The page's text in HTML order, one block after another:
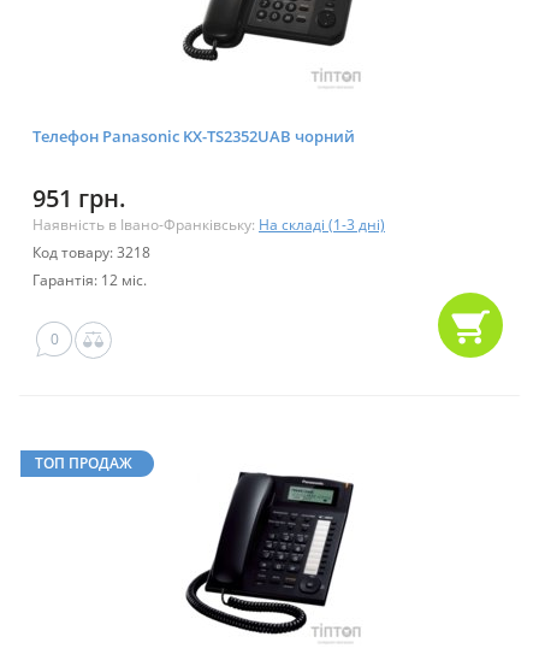
Телефон Panasonic KX-TS2352UAB чорний
951 грн.
Наявність в Івано-Франківську: На складі (1-3 дні)
Код товару: 3218
Гарантія: 12 міс.
0
ТОП ПРОДАЖ